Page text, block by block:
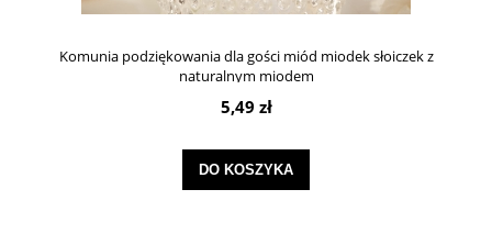
Komunia podziękowania dla gości miód miodek słoiczek z
naturalnym miodem
5,49 zł
DO KOSZYKA